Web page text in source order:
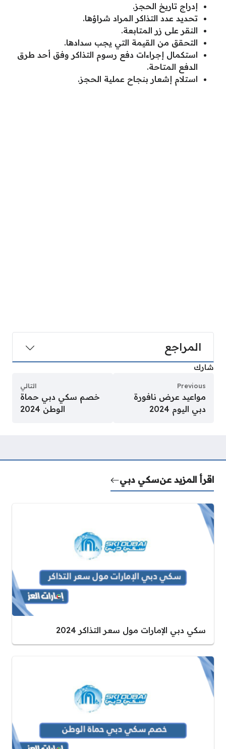
إدراج تاريخ الحجز.
تحديد عدد التذاكر المراد شراؤها.
النقر على زر المتابعة.
التحقق من القيمة التي يجب سدادها.
استكمال إجراءات دفع رسوم التذاكر وفق أحد طرق
الدفع المتاحة.
استلام إشعار بنجاح عملية الحجز.
المراجع
شارك
Previous
مواعيد عرض نافورة
دبي اليوم 2024
التالي
خصم سكي دبي حماة
الوطن 2024
اقرأ المزيد عنسكي دبي
سكي دبي الإمارات مول سعر التذاكر 2024